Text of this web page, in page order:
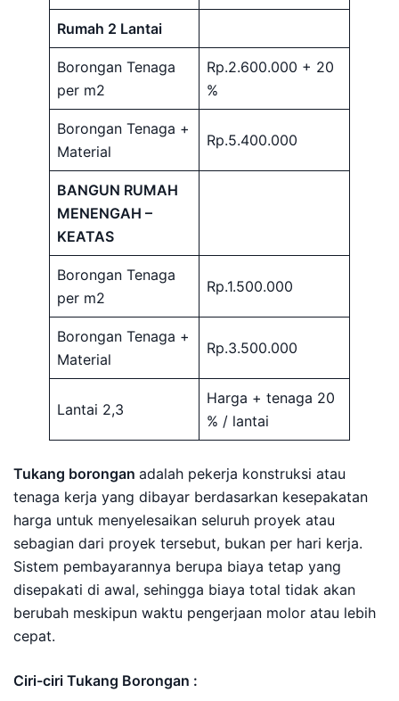
Rumah 2 Lantai
Borongan Tenaga
per m2
Rp.2.600.000 + 20
%
Borongan Tenaga +
Material
Rp.5.400.000
BANGUN RUMAH
MENENGAH –
KEATAS
Borongan Tenaga
per m2
Rp.1.500.000
Borongan Tenaga +
Material
Rp.3.500.000
Lantai 2,3
Harga + tenaga 20
% / lantai
Tukang borongan adalah pekerja konstruksi atau
tenaga kerja yang dibayar berdasarkan kesepakatan
harga untuk menyelesaikan seluruh proyek atau
sebagian dari proyek tersebut, bukan per hari kerja.
Sistem pembayarannya berupa biaya tetap yang
disepakati di awal, sehingga biaya total tidak akan
berubah meskipun waktu pengerjaan molor atau lebih
cepat.
Ciri-ciri Tukang Borongan :